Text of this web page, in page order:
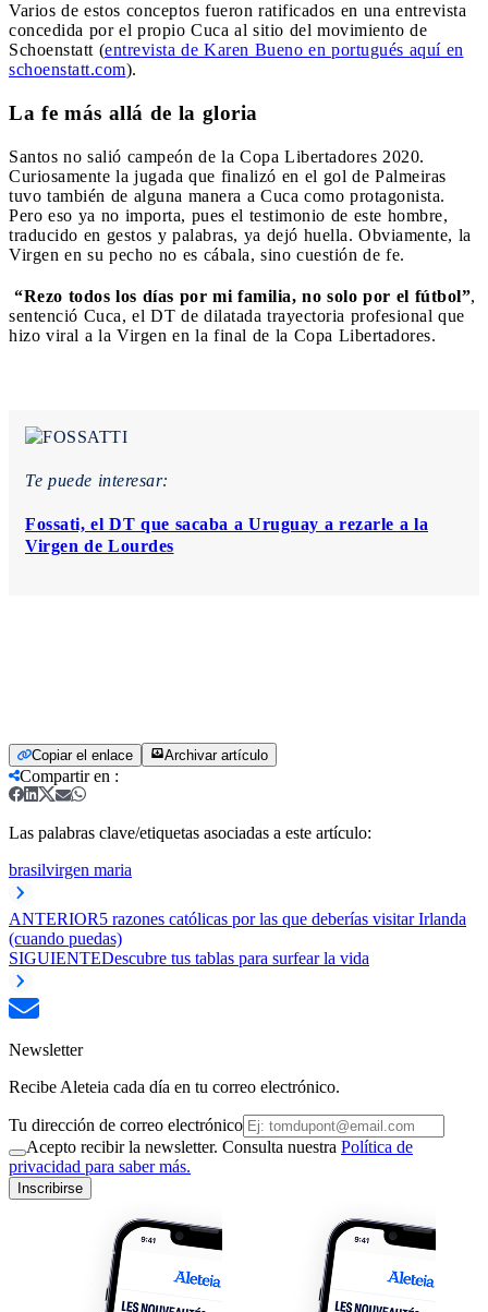
Varios de estos conceptos fueron ratificados en una entrevista
concedida por el propio Cuca al sitio del movimiento de
Schoenstatt (entrevista de Karen Bueno en portugués aquí en
schoenstatt.com).
La fe más allá de la gloria
Santos no salió campeón de la Copa Libertadores 2020.
Curiosamente la jugada que finalizó en el gol de Palmeiras
tuvo también de alguna manera a Cuca como protagonista.
Pero eso ya no importa, pues el testimonio de este hombre,
traducido en gestos y palabras, ya dejó huella. Obviamente, la
Virgen en su pecho no es cábala, sino cuestión de fe.
“Rezo todos los días por mi familia, no solo por el fútbol”,
sentenció Cuca, el DT de dilatada trayectoria profesional que
hizo viral a la Virgen en la final de la Copa Libertadores.
Te puede interesar:
Fossati, el DT que sacaba a Uruguay a rezarle a la
Virgen de Lourdes
Copiar el enlace Archivar artículo
Compartir en :
Las palabras clave/etiquetas asociadas a este artículo:
brasilvirgen maria
ANTERIOR5 razones católicas por las que deberías visitar Irlanda
(cuando puedas)
SIGUIENTEDescubre tus tablas para surfear la vida
Newsletter
Recibe Aleteia cada día en tu correo electrónico.
Tu dirección de correo electrónico
Acepto recibir la newsletter. Consulta nuestra Política de
privacidad para saber más.
Inscribirse